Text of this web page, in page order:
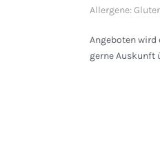
Allergene:
Angeboten wird
gerne Auskunft